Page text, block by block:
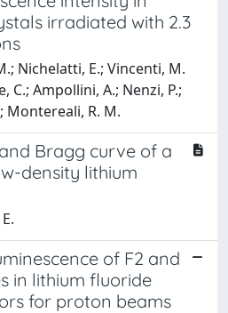
irradiated with 2.3
Nichelatti, E.; Vincenti, M.
C.; Ampollini, A.; Nenzi, P.;
Montereali, R. M.
Bragg curve of a
density lithium
of F2 and
in lithium fluoride
for proton beams